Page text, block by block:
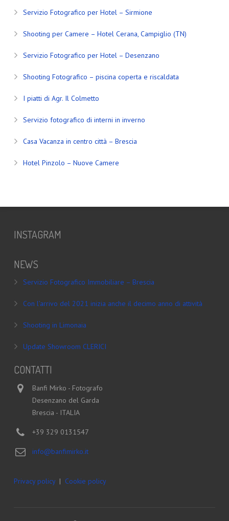
Servizio Fotografico per Hotel – Sirmione
Shooting per Camere – Hotel Cerana, Campiglio (TN)
Servizio Fotografico per Hotel – Desenzano
Shooting Fotografico – piscina coperta e riscaldata
I piatti di Agr. Il Colmetto
Servizio fotografico di interni in inverno
Casa Vacanza in centro città – Brescia
Hotel Pinzolo – Nuove Camere
INSTAGRAM
NEWS
Servizio Fotografico Immobiliare – Brescia
Con l’arrivo del 2021 inizia anche il decimo anno di attività
Shooting in Limonaia
Update Showroom CLERICI
CONTATTI
Banfi Mirko - Fotografo
Desenzano del Garda
Brescia - ITALIA
+39 329 0131547
info@banfimirko.it
Privacy policy| Cookie policy